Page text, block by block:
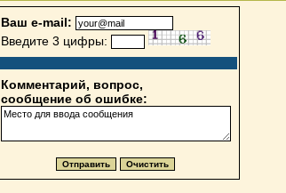
Ваш e-mail:
Введите 3 цифры:
Комментарий, вопрос,
сообщение об ошибке: